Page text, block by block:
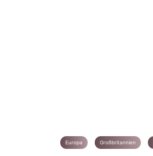
Europa Großbritannien